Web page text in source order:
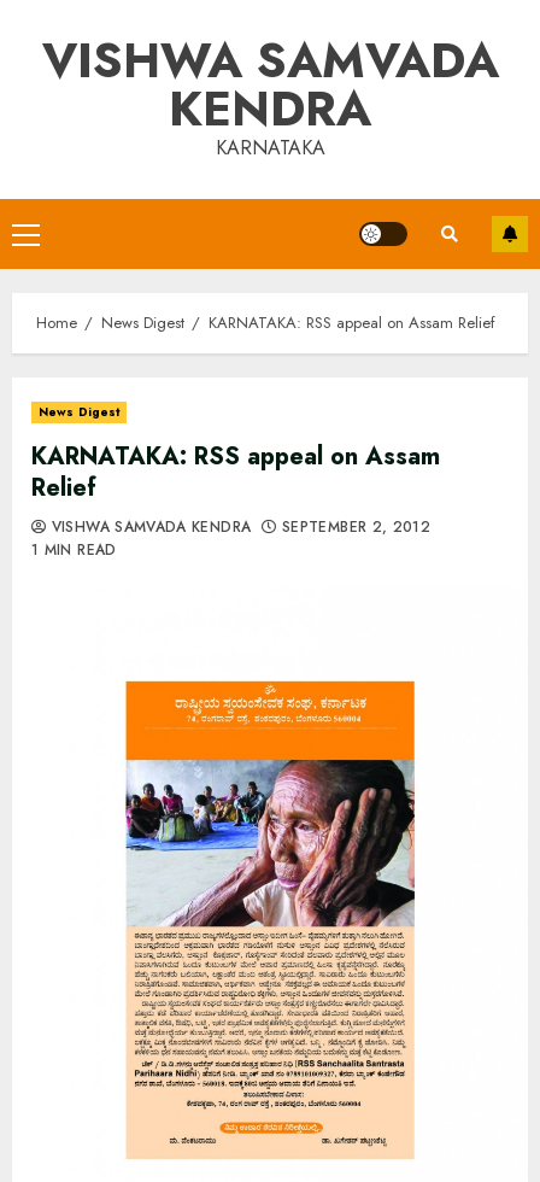
contentVISHWA SAMVADA
KENDRA
KARNATAKA
Primary
Menu
Home News Digest KARNATAKA: RSS appeal on Assam Relief
News Digest
KARNATAKA: RSS appeal on Assam
Relief
VISHWA SAMVADA KENDRA
SEPTEMBER 2, 2012
1 MIN READ